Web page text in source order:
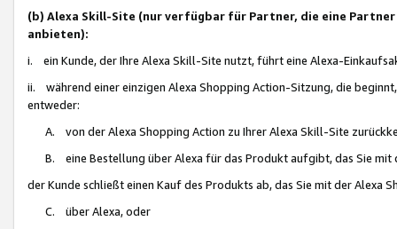
(b) Alexa Skill-Site (nur verfügbar für Partner, die eine
anbieten):
i. ein Kunde, der Ihre Alexa Skill-Site nutzt, führt eine Alexa-
ii. während einer einzigen Alexa Shopping Action-Sitzung, die
entweder:
A. von der Alexa Shopping Action zu Ihrer Alexa Skill-Site
B. eine Bestellung über Alexa für das Produkt aufgibt, das Sie mit
der Kunde schließt einen Kauf des Produkts ab, das Sie mit der Alexa
C. über Alexa, oder